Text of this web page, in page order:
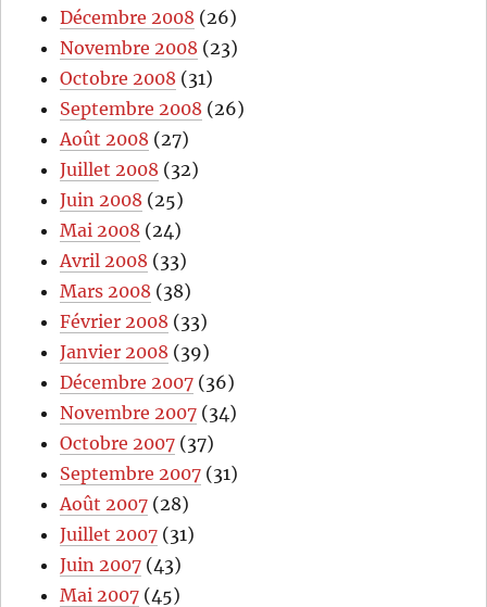
Décembre 2008 (26)
Novembre 2008 (23)
Octobre 2008 (31)
Septembre 2008 (26)
Août 2008 (27)
Juillet 2008 (32)
Juin 2008 (25)
Mai 2008 (24)
Avril 2008 (33)
Mars 2008 (38)
Février 2008 (33)
Janvier 2008 (39)
Décembre 2007 (36)
Novembre 2007 (34)
Octobre 2007 (37)
Septembre 2007 (31)
Août 2007 (28)
Juillet 2007 (31)
Juin 2007 (43)
Mai 2007 (45)